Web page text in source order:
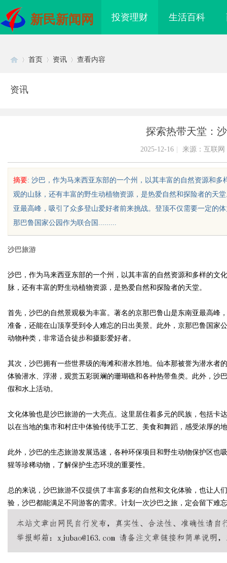
新民新闻网 投资理财 生活百科
sc
Bo
首页 资讯 查看内容
资讯
探索热带天堂：
2025-12-16 来源：互联网
摘要: 沙巴，作为马来西亚东部的一个州，以其丰富的自然资源和
观的山脉，还有丰富的野生动植物资源，是热爱自然和探险者的天
亚最高峰，吸引了众多登山爱好者前来挑战。登顶不仅需要一定的
那巴鲁国家公园作为联合国.........
沙巴旅游
沙巴，作为马来西亚东部的一个州，以其丰富的自然资源和多样的文
脉，还有丰富的野生动植物资源，是热爱自然和探险者的天堂。
首先，沙巴的自然景观极为丰富。著名的京那巴鲁山是东南亚最高峰
准备，还能在山顶享受到令人难忘的日出美景。此外，京那巴鲁国家
动物种类，非常适合徒步和摄影爱好者。
其次，沙巴拥有一些世界级的海滩和潜水胜地。仙本那被誉为潜水者
体验潜水、浮潜，观赏五彩斑斓的珊瑚礁和各种热带鱼类。此外，沙
假和水上活动。
文化体验也是沙巴旅游的一大亮点。这里居住着多元的民族，包括卡
以在当地的集市和村庄中体验传统手工艺、美食和舞蹈，感受浓厚的
此外，沙巴的生态旅游发展迅速，各种环保项目和野生动物保护区也
猩等珍稀动物，了解保护生态环境的重要性。
总的来说，沙巴旅游不仅提供了丰富多彩的自然和文化体验，也让人
验，沙巴都能满足不同游客的需求。计划一次沙巴之旅，定会留下难
代制造业的革命性工